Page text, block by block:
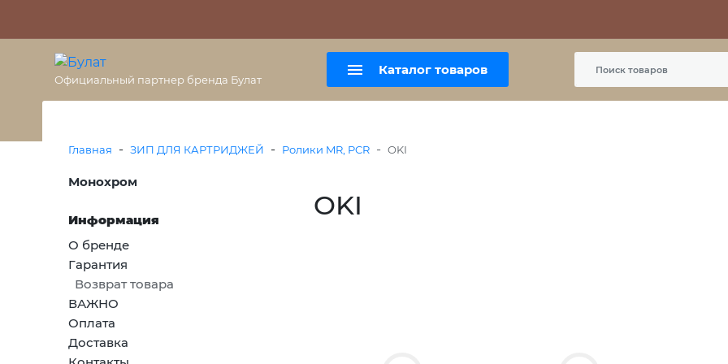
+7 (495) 477-56-25
Официальный партнер бренда Булат
Каталог товаров
Главная - ЗИП ДЛЯ КАРТРИДЖЕЙ - Ролики MR, PCR - OKI
Монохром
Информация
О бренде
Гарантия
Возврат товара
ВАЖНО
Оплата
Доставка
OKI